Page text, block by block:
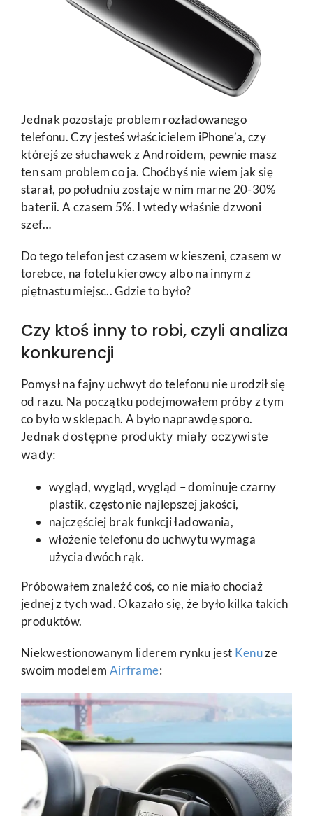
Jednak pozostaje problem rozładowanego
telefonu. Czy jesteś właścicielem iPhone’a, czy
którejś ze słuchawek z Androidem, pewnie masz
ten sam problem co ja. Choćbyś nie wiem jak się
starał, po południu zostaje w nim marne 20-30%
baterii. A czasem 5%. I wtedy właśnie dzwoni
szef…
Do tego telefon jest czasem w kieszeni, czasem w
torebce, na fotelu kierowcy albo na innym z
piętnastu miejsc.. Gdzie to było?
Czy ktoś inny to robi, czyli analiza
konkurencji
Pomysł na fajny uchwyt do telefonu nie urodził się
od razu. Na początku podejmowałem próby z tym
co było w sklepach. A było naprawdę sporo.
Jednak dostępne produkty miały oczywiste
wady:
wygląd, wygląd, wygląd – dominuje czarny
plastik, często nie najlepszej jakości,
najczęściej brak funkcji ładowania,
włożenie telefonu do uchwytu wymaga
użycia dwóch rąk.
Próbowałem znaleźć coś, co nie miało chociaż
jednej z tych wad. Okazało się, że było kilka takich
produktów.
Niekwestionowanym liderem rynku jest Kenuze
swoim modelem Airframe: